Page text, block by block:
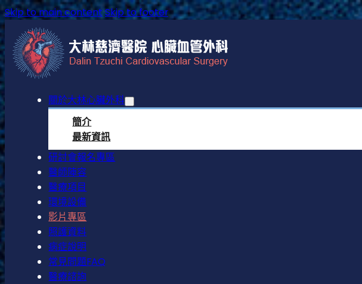
Skip to main content Skip to footer
關於大林心臟外科
簡介
最新資訊
研討會報名專區
醫師陣容
醫療項目
環境設備
影片專區
照護資料
病症說明
常見問題FAQ
醫療諮詢